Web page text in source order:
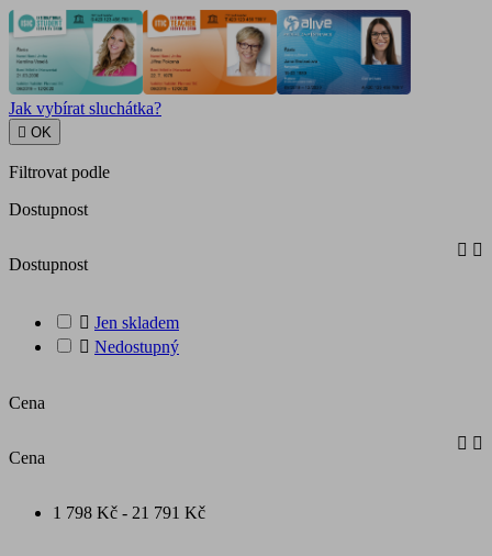
Jak vybírat sluchátka?
 OK
Filtrovat podle
Dostupnost
Dostupnost
 
 Jen skladem
 Nedostupný
Cena
Cena
 
1 798 Kč - 21 791 Kč